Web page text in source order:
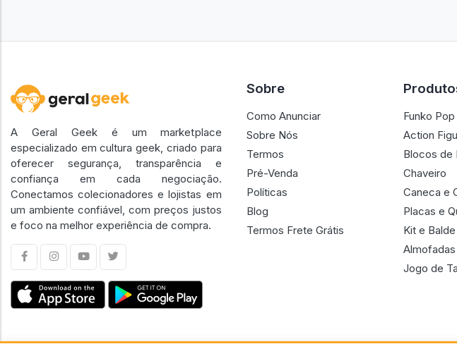
A Geral Geek é um marketplace
especializado em cultura geek, criado para
oferecer segurança, transparência e
confiança em cada negociação.
Conectamos colecionadores e lojistas em
um ambiente confiável, com preços justos
e foco na melhor experiência de compra.
Sobre
Como Anunciar
Sobre Nós
Termos
Pré-Venda
Políticas
Blog
Termos Frete Grátis
Funko Pop
Action
Blocos de
Chaveiro
Caneca e
Placas e
Kit e
Almofadas
Jogo de